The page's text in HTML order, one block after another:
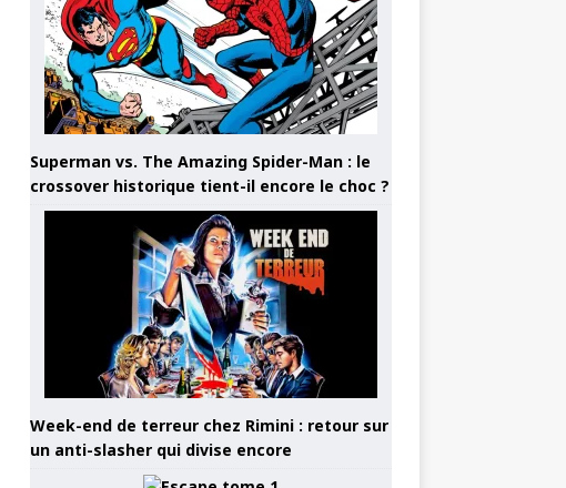
Superman vs. The Amazing Spider-Man : le
crossover historique tient-il encore le choc ?
Week-end de terreur chez Rimini : retour sur
un anti-slasher qui divise encore